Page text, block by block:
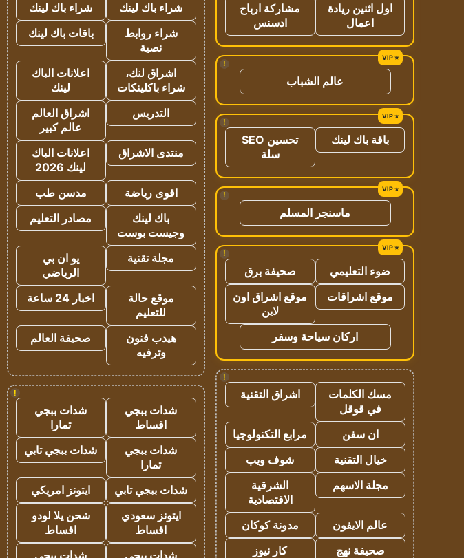
اول اثنين ريادة
اعمال
مشاركة ارباح
ادسنس
!
عالم الشباب
!
باقة باك لينك
تحسين SEO
سلة
!
ماسنجر المسلم
!
ضوء التعليمي
صحيفة برق
موقع اشراقات
موقع اشراق اون
لاين
اركان سياحة وسفر
!
مسك الكلمات
في قوقل
اشراق التقنية
ان سفن
مرابع التكنولوجيا
خيال التقنية
شوف ويب
مجلة الاسهم
الشرقية
الاقتصادية
عالم الايفون
مدونة كوكان
صحيفة نهج
كار نيوز
شراء باك لينك
شراء باك لينك
شراء روابط
نصية
باقات باك لينك
اشراق لنك،
شراء باكلينكات
اعلانات الباك
لينك
التدريس
اشراق العالم
عالم كبير
منتدى الاشراق
اعلانات الباك
لينك 2026
اقوى رياضة
مدسن طب
باك لينك
وجيست بوست
مصادر التعليم
مجلة تقنية
يو ان بي
الرياضي
موقع حالة
للتعليم
اخبار 24 ساعة
هيدب فنون
وترفيه
صحيفة العالم
!
شدات ببجي
اقساط
شدات ببجي
تمارا
شدات ببجي
تمارا
شدات ببجي تابي
شدات ببجي تابي
ايتونز امريكي
ايتونز سعودي
اقساط
شحن يلا لودو
اقساط
شدات ببجي
شدات ببجي